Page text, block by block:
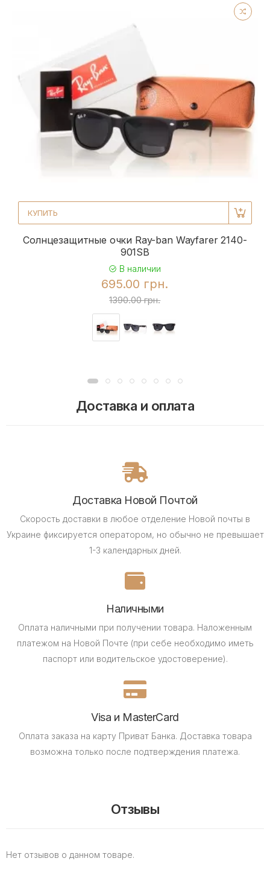
КУПИТЬ
Солнцезащитные очки Ray-ban Wayfarer 2140-
901SB
В наличии
695.00 грн.
1390.00 грн.
Доставка и оплата
Доставка Новой Почтой
Скорость доставки в любое отделение Новой почты в
Украине фиксируется оператором, но обычно не превышает
1-3 календарных дней.
Наличными
Оплата наличными при получении товара. Наложенным
платежом на Новой Почте (при себе необходимо иметь
паспорт или водительское удостоверение).
Visa и MasterCard
Оплата заказа на карту Приват Банка. Доставка товара
возможна только после подтверждения платежа.
Отзывы
Нет отзывов о данном товаре.